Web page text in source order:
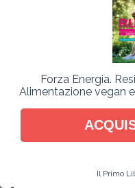
Forza Energia.
Alimentazione vegan
Il Primo